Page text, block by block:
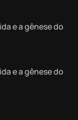
e a gênese do
e a gênese do